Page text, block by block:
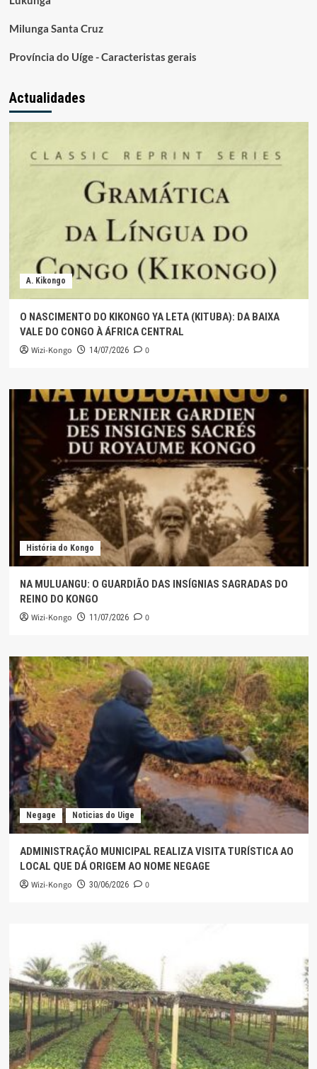
Milunga Santa Cruz
Província do Uíge - Caracteristas gerais
Actualidades
A. Kikongo
O NASCIMENTO DO KIKONGO YA LETA (KITUBA): DA BAIXA
VALE DO CONGO À ÁFRICA CENTRAL
Wizi-Kongo 14/07/2026 0
História do Kongo
NA MULUANGU: O GUARDIÃO DAS INSÍGNIAS SAGRADAS DO
REINO DO KONGO
Wizi-Kongo 11/07/2026 0
Negage Noticias do Uige
ADMINISTRAÇÃO MUNICIPAL REALIZA VISITA TURÍSTICA AO
LOCAL QUE DÁ ORIGEM AO NOME NEGAGE
Wizi-Kongo 30/06/2026 0